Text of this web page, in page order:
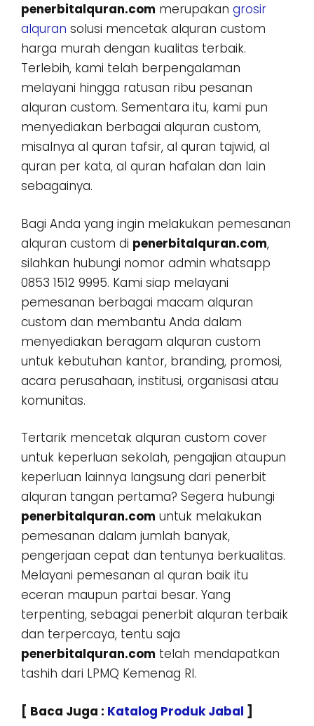
penerbitalquran.com merupakan grosir
alquran solusi mencetak alquran custom
harga murah dengan kualitas terbaik.
Terlebih, kami telah berpengalaman
melayani hingga ratusan ribu pesanan
alquran custom. Sementara itu, kami pun
menyediakan berbagai alquran custom,
misalnya al quran tafsir, al quran tajwid, al
quran per kata, al quran hafalan dan lain
sebagainya.
Bagi Anda yang ingin melakukan pemesanan
alquran custom di penerbitalquran.com,
silahkan hubungi nomor admin whatsapp
0853 1512 9995. Kami siap melayani
pemesanan berbagai macam alquran
custom dan membantu Anda dalam
menyediakan beragam alquran custom
untuk kebutuhan kantor, branding, promosi,
acara perusahaan, institusi, organisasi atau
komunitas.
Tertarik mencetak alquran custom cover
untuk keperluan sekolah, pengajian ataupun
keperluan lainnya langsung dari penerbit
alquran tangan pertama? Segera hubungi
penerbitalquran.com untuk melakukan
pemesanan dalam jumlah banyak,
pengerjaan cepat dan tentunya berkualitas.
Melayani pemesanan al quran baik itu
eceran maupun partai besar. Yang
terpenting, sebagai penerbit alquran terbaik
dan terpercaya, tentu saja
penerbitalquran.com telah mendapatkan
tashih dari LPMQ Kemenag RI.
[ Baca Juga : Katalog Produk Jabal ]